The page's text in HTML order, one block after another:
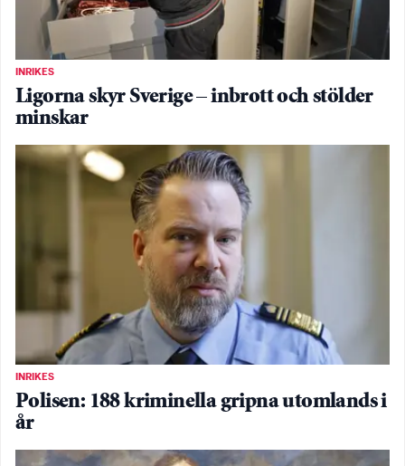
INRIKES
Ligorna skyr Sverige – inbrott och stölder
minskar
INRIKES
Polisen: 188 kriminella gripna utomlands i
år